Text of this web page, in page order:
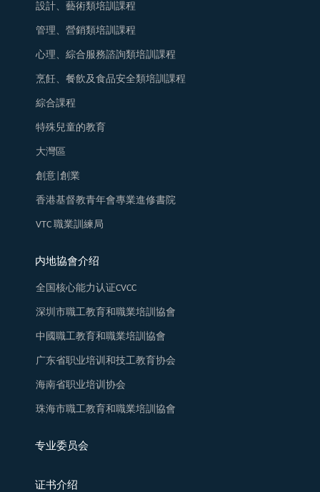
設計、藝術類培訓課程
管理、營銷類培訓課程
心理、綜合服務諮詢類培訓課程
烹飪、餐飲及食品安全類培訓課程
綜合課程
特殊兒童的教育
大灣區
創意|創業
香港基督教青年會專業進修書院
VTC 職業訓練局
内地協會介绍
全国核心能力认证CVCC
深圳市職工教育和職業培訓協會
中國職工教育和職業培訓協會
广东省职业培训和技工教育协会
海南省职业培训协会
珠海市職工教育和職業培訓協會
专业委员会
证书介绍